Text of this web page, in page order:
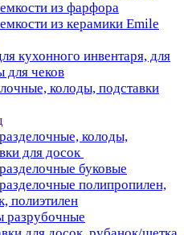
из фарфора
из керамики Emile
кухонного инвентаря, для
для чеков
колоды, подставки
колоды,
для досок
буковые
полипропилен,
полиэтилен
разрубочные